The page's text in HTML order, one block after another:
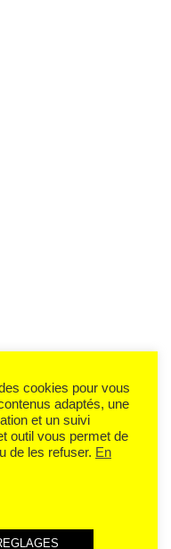
cookies pour vous
adaptés, une
et un suivi
outil vous permet de
de les refuser. En